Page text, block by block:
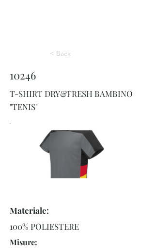
< Back
10246
T-SHIRT DRY&FRESH BAMBINO
"TENIS"
Materiale:
100% POLIESTERE
Misure: